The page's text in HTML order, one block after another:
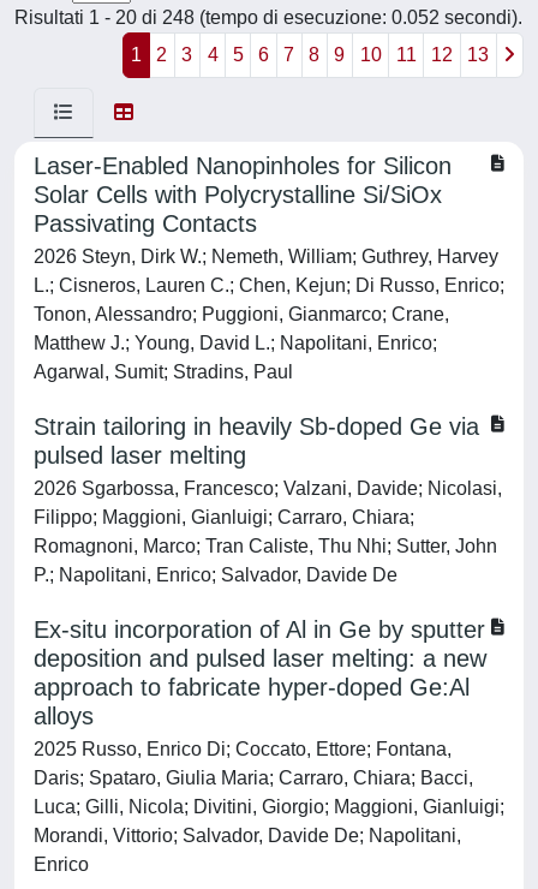
Risultati 1 - 20 di 248 (tempo di esecuzione: 0.052 secondi).
1
2 3 4 5 6 7 8 9 10 11 12 13
Laser‐Enabled Nanopinholes for Silicon
Solar Cells with Polycrystalline Si/SiOx
Passivating Contacts
2026 Steyn, Dirk W.; Nemeth, William; Guthrey, Harvey
L.; Cisneros, Lauren C.; Chen, Kejun; Di Russo, Enrico;
Tonon, Alessandro; Puggioni, Gianmarco; Crane,
Matthew J.; Young, David L.; Napolitani, Enrico;
Agarwal, Sumit; Stradins, Paul
Strain tailoring in heavily Sb-doped Ge via
pulsed laser melting
2026 Sgarbossa, Francesco; Valzani, Davide; Nicolasi,
Filippo; Maggioni, Gianluigi; Carraro, Chiara;
Romagnoni, Marco; Tran Caliste, Thu Nhi; Sutter, John
P.; Napolitani, Enrico; Salvador, Davide De
Ex-situ incorporation of Al in Ge by sputter
deposition and pulsed laser melting: a new
approach to fabricate hyper-doped Ge:Al
alloys
2025 Russo, Enrico Di; Coccato, Ettore; Fontana,
Daris; Spataro, Giulia Maria; Carraro, Chiara; Bacci,
Luca; Gilli, Nicola; Divitini, Giorgio; Maggioni, Gianluigi;
Morandi, Vittorio; Salvador, Davide De; Napolitani,
Enrico